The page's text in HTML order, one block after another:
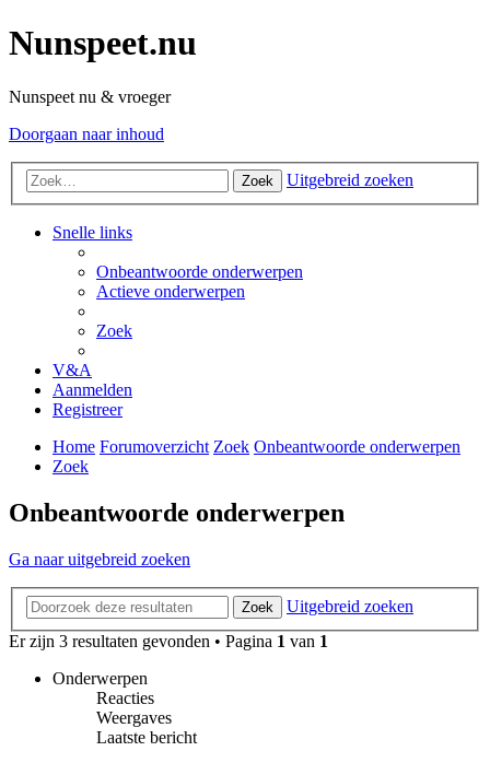
Nunspeet.nu
Nunspeet nu & vroeger
Doorgaan naar inhoud
Zoek Uitgebreid zoeken
Snelle links
Onbeantwoorde onderwerpen
Actieve onderwerpen
Zoek
V&A
Aanmelden
Registreer
Home Forumoverzicht Zoek Onbeantwoorde onderwerpen
Zoek
Onbeantwoorde onderwerpen
Ga naar uitgebreid zoeken
Zoek
Uitgebreid zoeken
Er zijn 3 resultaten gevonden • Pagina 1 van 1
Onderwerpen
Reacties
Weergaves
Laatste bericht